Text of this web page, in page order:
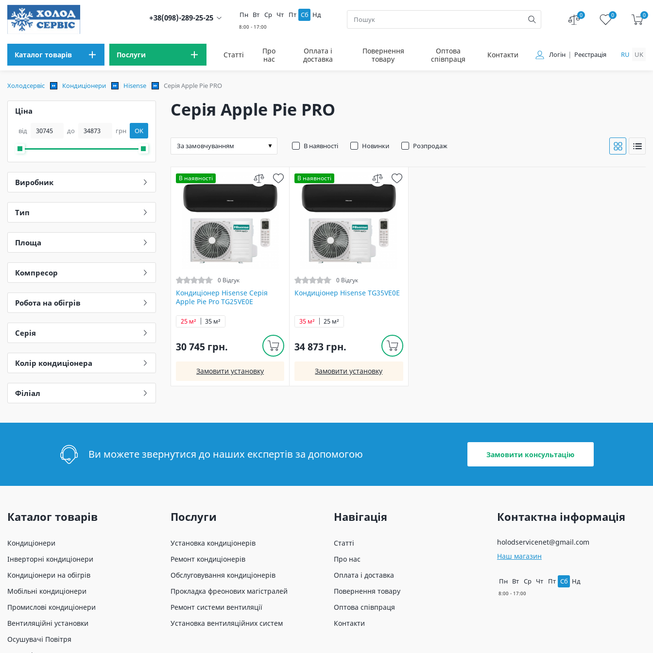
+38(098)-289-25-25 Пн Вт Ср Чт Пт Сб Нд 0 0 0
Каталог товарів Послуги Статті
Про
нас
Оплата і
доставка
Повернення
товару
Оптова
співпраця
Контакти Логін Реєстрація RU UK
Холодсервіс Кондиціонери Hisense Серія Apple Pie PRO
Ціна
від до грн OK
Виробник
Тип
Площа
Компресор
Робота на обігрів
Серія
Колір кондиціонера
Філіал
Серія Apple Pie PRO
В наявності Новинки Розпродаж
В наявності
0 Відгук
Кондиціонер Hisense Серія
Apple Pie Pro TG25VE0E
25 м² 35 м²
30 745 грн.
Замовити установку
В наявності
0 Відгук
Кондиціонер Hisense TG35VE0E
25 м²
35 м²
34 873 грн.
Замовити установку
Ви можете звернутися до наших експертів за допомогою Замовити консультацію
Каталог товарів
Кондиціонери
Інверторні кондиціонери
Кондиціонери на обігрів
Мобільні кондиціонери
Промислові кондиціонери
Вентиляційні установки
Осушувачі Повітря
Послуги
Установка кондиціонерів
Ремонт кондиціонерів
Обслуговування кондиціонерів
Прокладка фреонових магістралей
Ремонт системи вентиляції
Установка вентиляційних систем
Навігація
Статті
Про нас
Оплата і доставка
Повернення товару
Оптова співпраця
Контакти
Контактна інформація
holodservicenet@gmail.com
Наш магазин
Пн Вт Ср Чт Пт Сб Нд